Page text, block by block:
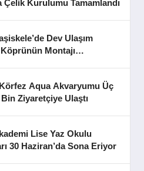
Çelik Kurulumu Tamamlandı
Dev Ulaşım
Montajı
Aqua Akvaryumu Üç
Ziyaretçiye Ulaştı
Lise Yaz Okulu
30 Haziran’da Sona Eriyor